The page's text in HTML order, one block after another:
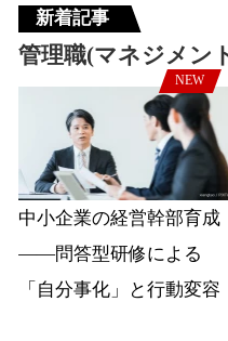
新着記事
管理職(マネジメン
NEW
中小企業の経営幹部育成
――問答型研修による
「自分事化」と行動変容